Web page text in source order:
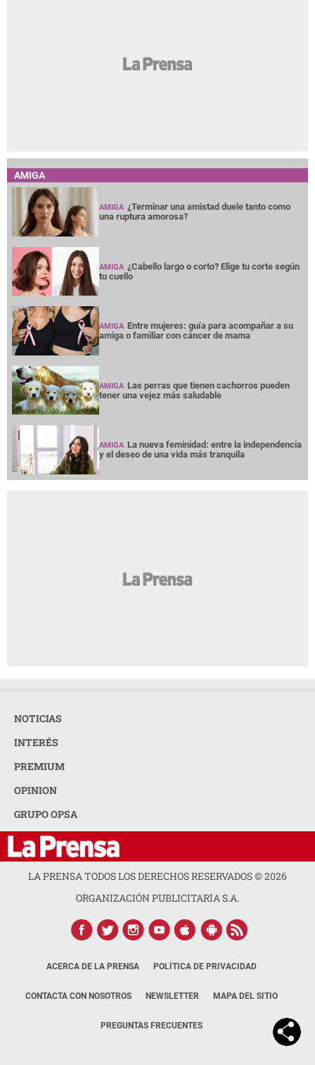
AMIGA
AMIGA ¿Terminar una amistad duele tanto como
una ruptura amorosa?
AMIGA ¿Cabello largo o corto? Elige tu corte según
tu cuello
AMIGA Entre mujeres: guía para acompañar a su
amiga o familiar con cáncer de mama
AMIGA Las perras que tienen cachorros pueden
tener una vejez más saludable
AMIGA La nueva feminidad: entre la independencia
y el deseo de una vida más tranquila
NOTICIAS
INTERÉS
PREMIUM
OPINION
GRUPO OPSA
LA PRENSA TODOS LOS DERECHOS RESERVADOS ©2026
ORGANIZACIÓN PUBLICITARIA S.A.
ACERCA DE LA PRENSA POLÍTICA DE PRIVACIDAD
CONTACTA CON NOSOTROS NEWSLETTER MAPA DEL SITIO
PREGUNTAS FRECUENTES